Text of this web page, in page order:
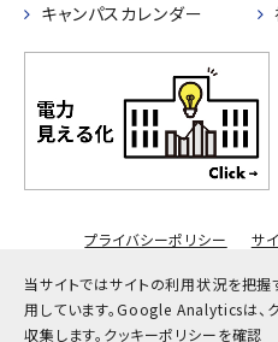
当サイトではサイトの利用状況を把
用しています。Google Analyticsは、
収集します。 クッキーポリシーを確認
キャンパスカレンダー
プライバシーポリシー サ
© Kobe